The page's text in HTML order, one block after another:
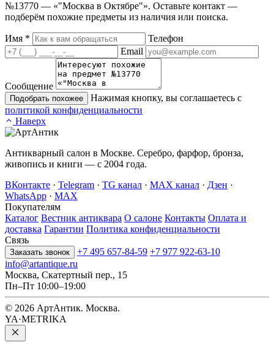
№13770 — «"Москва в Октябре"». Оставьте контакт —
подберём похожие предметы из наличия или поиска.
Имя *
Телефон
Email
Сообщение
Подобрать похожее
Нажимая кнопку, вы соглашаетесь с
политикой конфиденциальности
Наверх
Антикварный салон в Москве. Серебро, фарфор, бронза,
живопись и книги — с 2004 года.
ВКонтакте · Telegram · TG канал · MAX канал · Дзен ·
WhatsApp · MAX
Покупателям
Каталог Вестник антиквара О салоне Контакты Оплата и
доставка Гарантии Политика конфиденциальности
Связь
Заказать звонок +7 495 657-84-59 +7 977 922-63-10
info@artantique.ru
Москва, Скатертный пер., 15
Пн–Пт 10:00–19:00
© 2026 АртАнтик. Москва.
YA·METRIKA